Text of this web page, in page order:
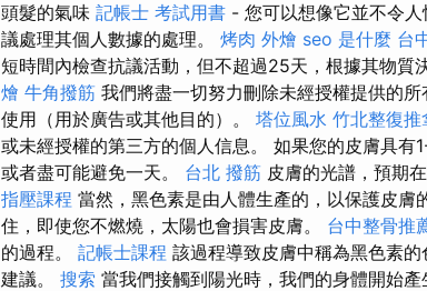
頭髮的氣味 記帳士 考試用書 - 您可以想像它並不令
議處理其個人數據的處理。 烤肉 外燴 seo 是什麼 台
短時間內檢查抗議活動，但不超過25天，根據其物質
燴 牛角撥筋 我們將盡一切努力刪除未經授權提供的
使用（用於廣告或其他目的）。 塔位風水 竹北整復推
或未經授權的第三方的個人信息。 如果您的皮膚具
或者盡可能避免一天。 台北 撥筋 皮膚的光譜，預期
指壓課程 當然，黑色素是由人體生產的，以保護皮膚
住，即使您不燃燒，太陽也會損害皮膚。 台中整骨推
的過程。 記帳士課程 該過程導致皮膚中稱為黑色素
建議。 搜索 當我們接觸到陽光時，我們的身體開始